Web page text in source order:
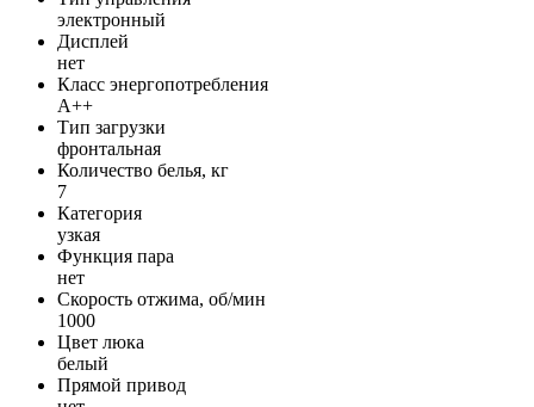
электронный
Дисплей
нет
Класс энергопотребления
A++
Тип загрузки
фронтальная
Количество белья, кг
7
Категория
узкая
Функция пара
нет
Скорость отжима, об/мин
1000
Цвет люка
белый
Прямой привод